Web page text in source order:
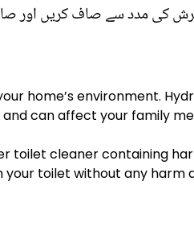
home’s environment.
can affect your family
toilet cleaner containing
toilet without any harm